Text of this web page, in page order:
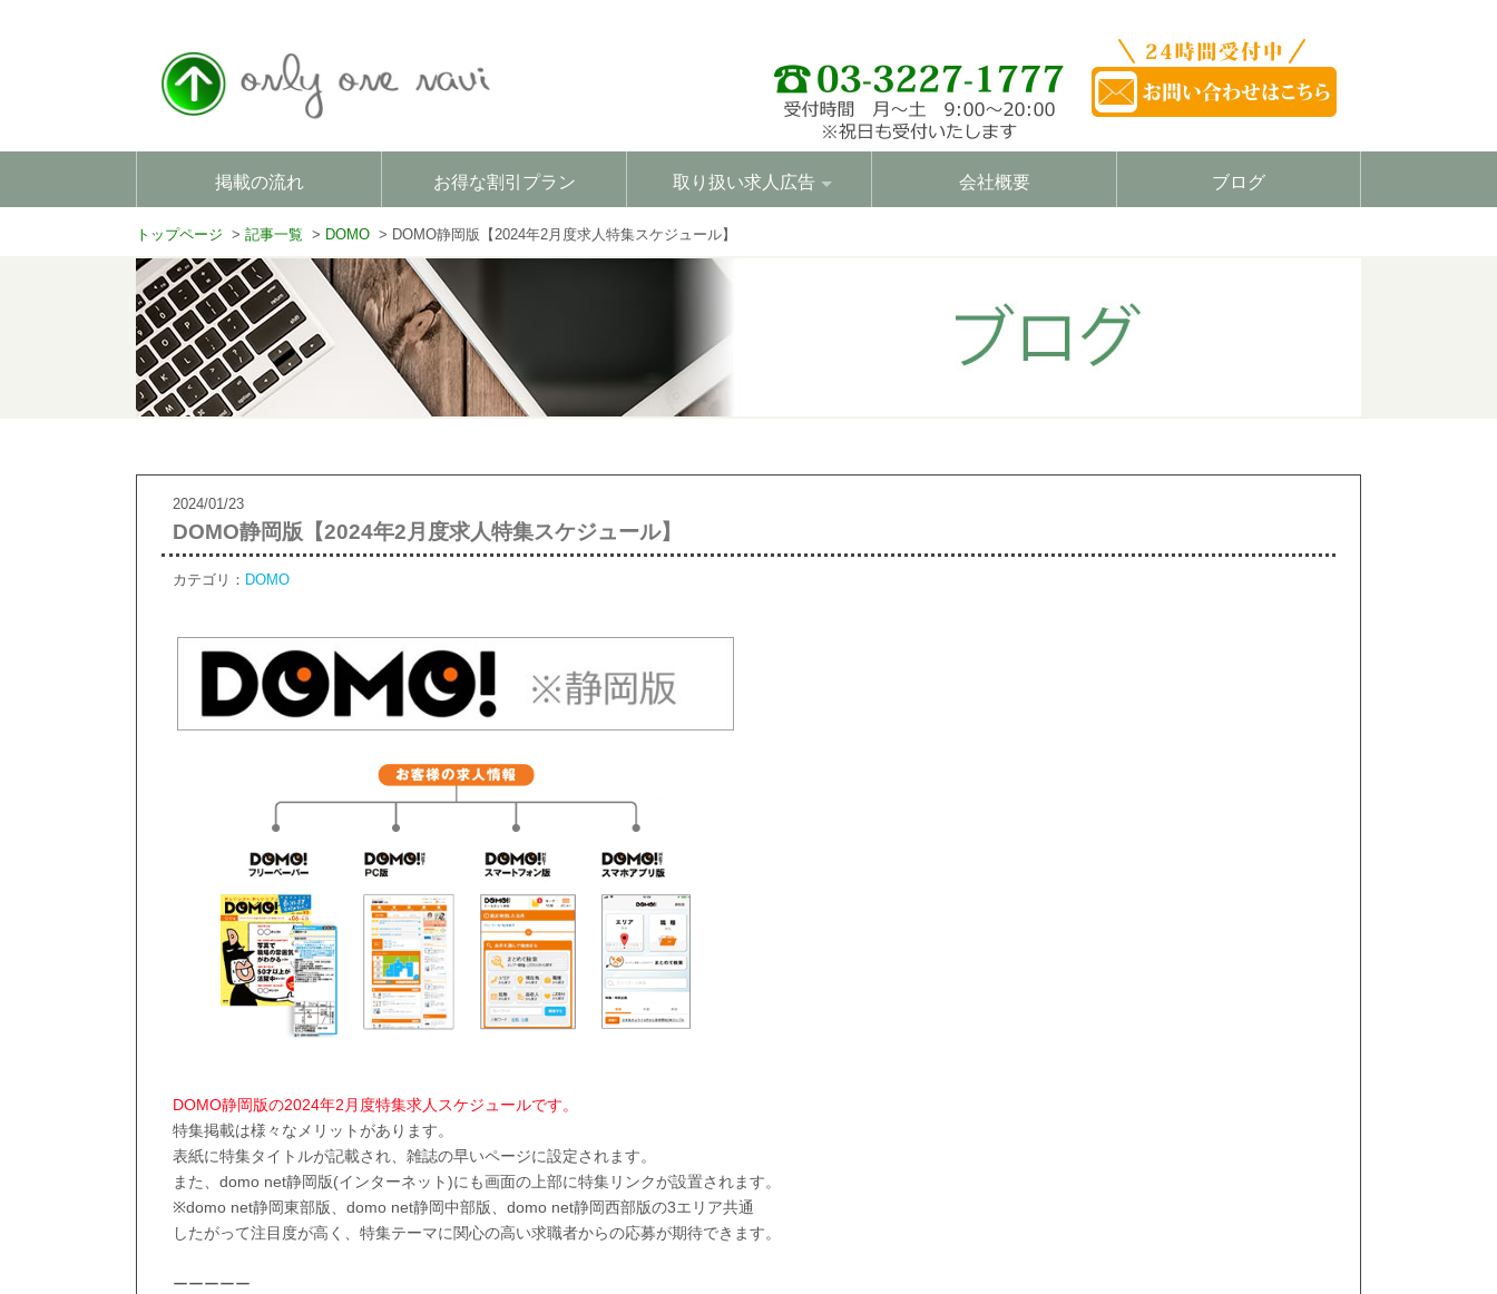
掲載の流れ お得な割引プラン 取り扱い求人広告 会社概要 ブログ
トップページ 記事一覧 DOMO DOMO静岡版【2024年2月度求人特集スケジュール】
2024/01/23
DOMO静岡版【2024年2月度求人特集スケジュール】
カテゴリ： DOMO
DOMO静岡版の2024年2月度特集求人スケジュールです。
特集掲載は様々なメリットがあります。
表紙に特集タイトルが記載され、雑誌の早いページに設定されます。
また、domo net静岡版(インターネット)にも画面の上部に特集リンクが設置されます。
※domo net静岡東部版、domo net静岡中部版、domo net静岡西部版の3エリア共通
したがって注目度が高く、特集テーマに関心の高い求職者からの応募が期待できます。
ーーーーー